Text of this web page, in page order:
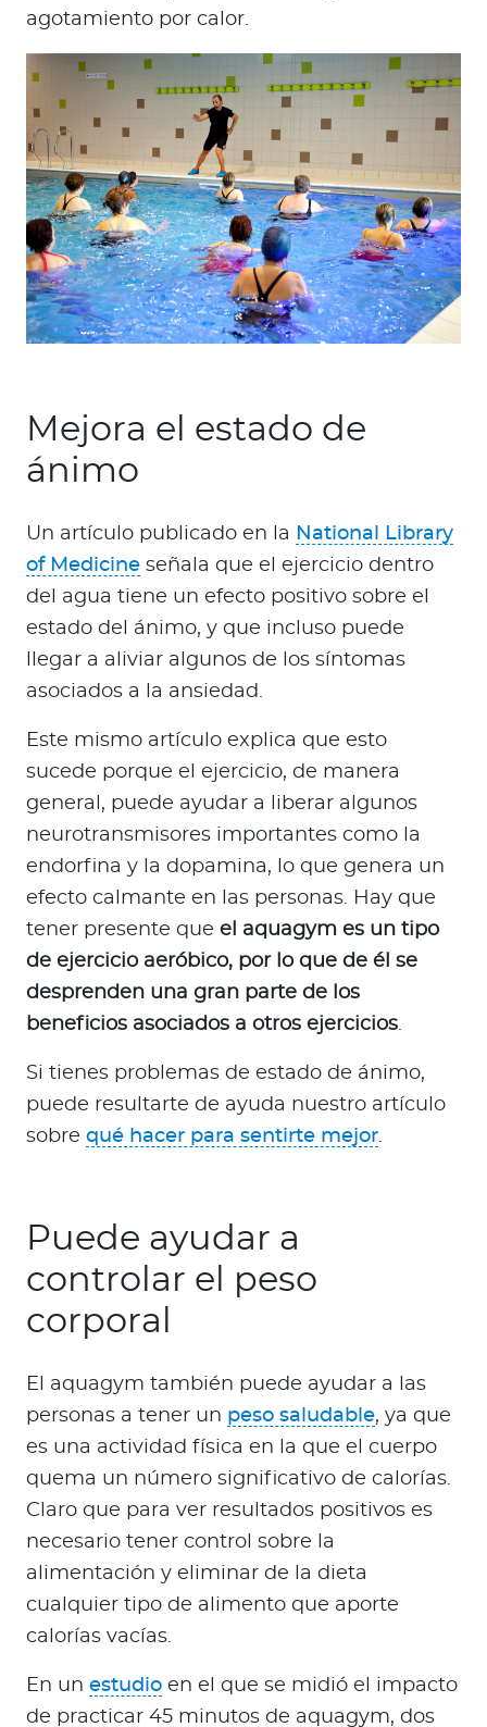
agotamiento por calor.
Mejora el estado de
ánimo
Un artículo publicado en la National Library
of Medicine señala que el ejercicio dentro
del agua tiene un efecto positivo sobre el
estado del ánimo, y que incluso puede
llegar a aliviar algunos de los síntomas
asociados a la ansiedad.
Este mismo artículo explica que esto
sucede porque el ejercicio, de manera
general, puede ayudar a liberar algunos
neurotransmisores importantes como la
endorfina y la dopamina, lo que genera un
efecto calmante en las personas. Hay que
tener presente que el aquagym es un tipo
de ejercicio aeróbico, por lo que de él se
desprenden una gran parte de los
beneficios asociados a otros ejercicios.
Si tienes problemas de estado de ánimo,
puede resultarte de ayuda nuestro artículo
sobre qué hacer para sentirte mejor.
Puede ayudar a
controlar el peso
corporal
El aquagym también puede ayudar a las
personas a tener un peso saludable, ya que
es una actividad física en la que el cuerpo
quema un número significativo de calorías.
Claro que para ver resultados positivos es
necesario tener control sobre la
alimentación y eliminar de la dieta
cualquier tipo de alimento que aporte
calorías vacías.
En un estudio en el que se midió el impacto
de practicar 45 minutos de aquagym, dos